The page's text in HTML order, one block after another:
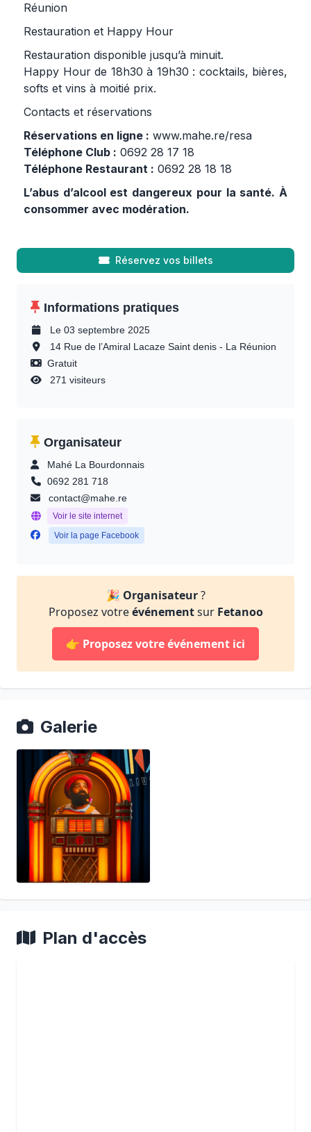
Réunion
Restauration et Happy Hour
Restauration disponible jusqu’à minuit.
Happy Hour de 18h30 à 19h30 : cocktails, bières,
softs et vins à moitié prix.
Contacts et réservations
Réservations en ligne : www.mahe.re/resa
Téléphone Club : 0692 28 17 18
Téléphone Restaurant : 0692 28 18 18
L’abus d’alcool est dangereux pour la santé. À
consommer avec modération.
Réservez vos billets
Informations pratiques
Le 03 septembre 2025
14 Rue de l’Amiral Lacaze Saint denis - La Réunion
Gratuit
271 visiteurs
Organisateur
Mahé La Bourdonnais
0692 281 718
contact@mahe.re
Voir le site internet
Voir la page Facebook
🎉 Organisateur?
Proposez votreévénementsur Fetanoo
👉 Proposez votre événement ici
Galerie
Plan d'accès